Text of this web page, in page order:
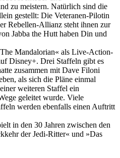
zu meistern. Natürlich sind die
gestellt: Die Veteranen-Pilotin
Rebellen-Allianz steht ihnen zur
Jabba the Hutt haben Din und
Mandalorian« als Live-Action-
Disney+. Drei Staffeln gibt es
zusammen mit Dave Filoni
als sich die Pläne einmal
weiteren Staffel ein
geleitet wurde. Viele
werden ebenfalls einen Auftritt
in den 30 Jahren zwischen den
der Jedi-Ritter« und »Das